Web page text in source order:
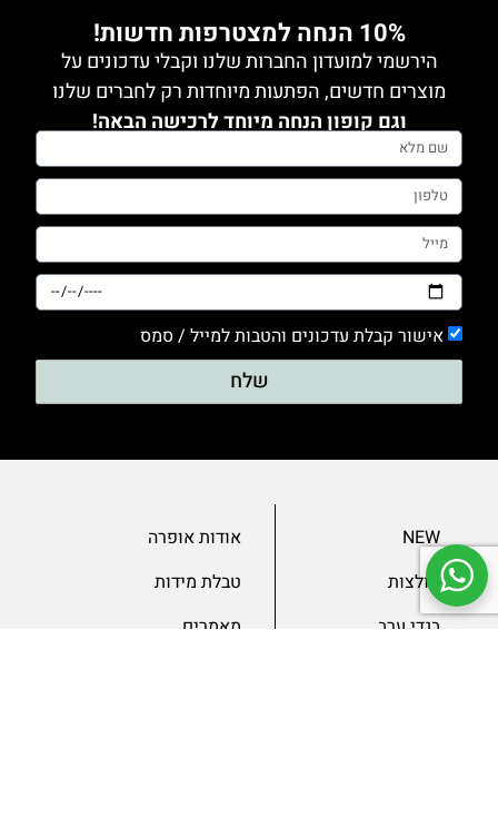
10% הנחה למצטרפות חדשות!
הירשמי למועדון החברות שלנו וקבלי עדכונים על
מוצרים חדשים, הפתעות מיוחדות רק לחברים שלנו
וגם קופון הנחה מיוחד לרכישה הבאה!
אישור קבלת עדכונים והטבות למייל / סמס
שלח
NEW
חולצות
בגדי ערב
אודות אופרה
טבלת מידות
מאמרים